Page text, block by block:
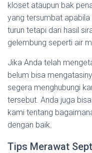
kloset ataupun bak
yang tersumbat
turun tetapi dari hasil
gelembung seperti air
Jika Anda telah
belum bisa
segera menghubungi
tersebut. Anda juga
kami tentang
dengan baik.
Tips Merawat